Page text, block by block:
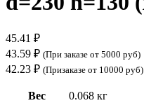
45.41 ₽
43.59 ₽ (При заказе от 5000 руб)
42.23 ₽ (Призаказе от 10000 руб)
Вес 0.068 кг